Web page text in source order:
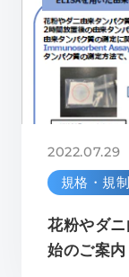
2022.07.29
規格・規制
花粉やダ
始のご案内